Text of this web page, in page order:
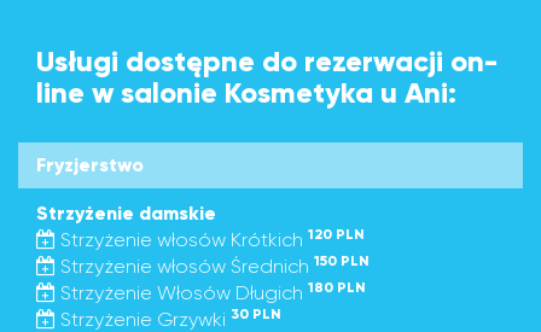
Usługi dostępne do rezerwacji on-
line w salonie Kosmetyka u Ani:
Fryzjerstwo
Strzyżenie damskie
Strzyżenie włosów Krótkich 120 PLN
Strzyżenie włosów Średnich 150 PLN
Strzyżenie Włosów Długich 180 PLN
Strzyżenie Grzywki 30 PLN